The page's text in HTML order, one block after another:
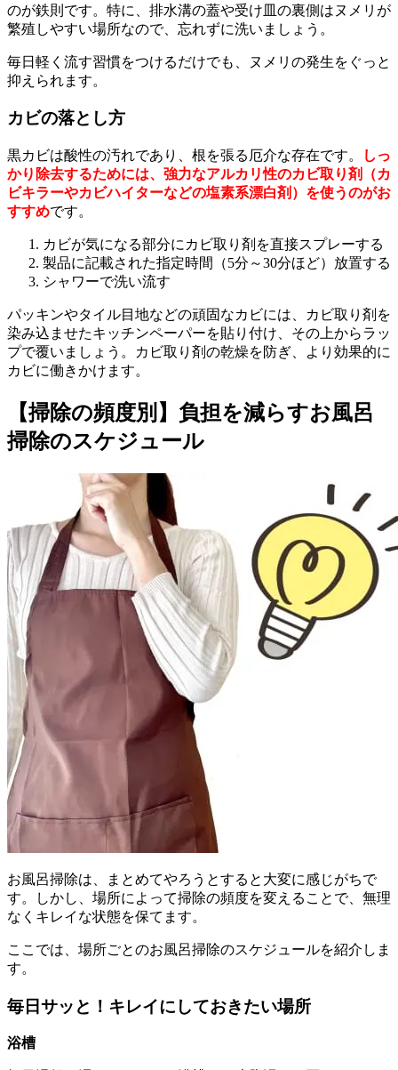
のが鉄則です。特に、排水溝の蓋や受け皿の裏側はヌメリが
繁殖しやすい場所なので、忘れずに洗いましょう。
毎日軽く流す習慣をつけるだけでも、ヌメリの発生をぐっと
抑えられます。
カビの落とし方
黒カビは酸性の汚れであり、根を張る厄介な存在です。
しっ
かり除去するためには、強力なアルカリ性のカビ取り剤（カ
ビキラーやカビハイターなどの塩素系漂白剤）を使うのがお
すすめです。
カビが気になる部分にカビ取り剤を直接スプレーする
製品に記載された指定時間（5分～30分ほど）放置する
シャワーで洗い流す
パッキンやタイル目地などの頑固なカビには、カビ取り剤を
染み込ませたキッチンペーパーを貼り付け、その上からラッ
プで覆いましょう。カビ取り剤の乾燥を防ぎ、より効果的に
カビに働きかけます。
【掃除の頻度別】負担を減らすお風呂
掃除のスケジュール
お風呂掃除は、まとめてやろうとすると大変に感じがちで
す。しかし、場所によって掃除の頻度を変えることで、無理
なくキレイな状態を保てます。
ここでは、場所ごとのお風呂掃除のスケジュールを紹介しま
す。
毎日サッと！キレイにしておきたい場所
浴槽